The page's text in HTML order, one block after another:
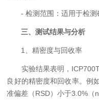
- 检测范围：适用于检测
三、测试结果与分析
1、精密度与回收率
实验结果表明，ICP700T
良好的精密度和回收率。例
准偏差（RSD）小于3.0%（